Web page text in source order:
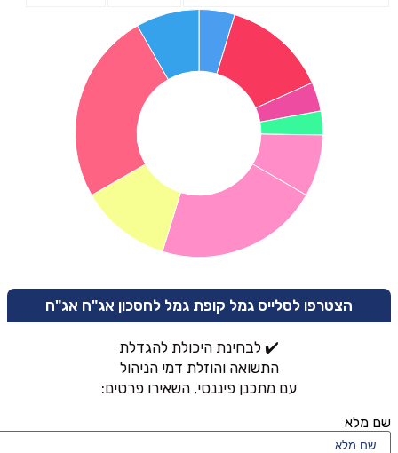
הצטרפו לסלייס גמל קופת גמל לחסכון אג"ח אג"ח
✔️ לבחינת היכולת להגדלת
התשואה והוזלת דמי הניהול
עם מתכנן פיננסי, השאירו פרטים:
שם מלא